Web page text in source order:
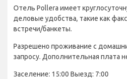
Отель Pollera имеет
деловые удобства, такие как
встречи/банкеты.
Разрешено проживание с
запросу. Дополнительная плата
Заселение: 15:00 Выезд: 7:00